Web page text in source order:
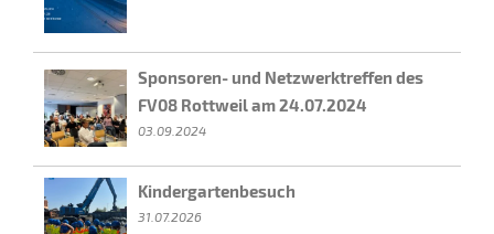
Sponsoren- und Netzwerktreffen des
FV08 Rottweil am 24.07.2024
03.09.2024
Kindergartenbesuch
31.07.2026